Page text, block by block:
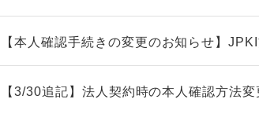
【本人確認手続きの変更のお知らせ】
【3/30追記】法人契約時の本人確認方法